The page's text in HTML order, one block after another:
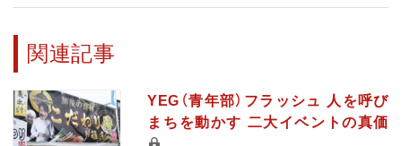
関連記事
YEG（青年部）フラッシュ 人を呼び
まちを動かす 二大イベントの真価